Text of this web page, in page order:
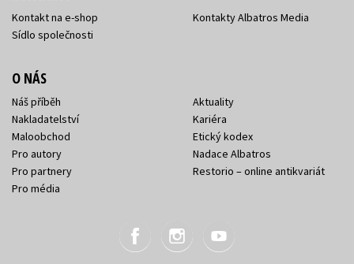
Kontakt na e-shop
Sídlo společnosti
Kontakty Albatros Media
O NÁS
Náš příběh
Nakladatelství
Maloobchod
Pro autory
Pro partnery
Pro média
Aktuality
Kariéra
Etický kodex
Nadace Albatros
Restorio – online antikvariát